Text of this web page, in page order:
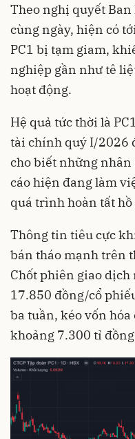
Theo nghị quyết
cùng ngày, hiện có
PC1 bị tạm giam,
nghiệp gần như tê
hoạt động.
Hệ quả tức thời là
tài chính quý I/2026
cho biết những nhân
cáo hiện đang làm
quá trình hoàn tất
Thông tin tiêu cực
bán tháo mạnh trên
Chốt phiên giao dịch
17.850 đồng/cổ
ba tuần, kéo vốn
khoảng 7.300 tỉ